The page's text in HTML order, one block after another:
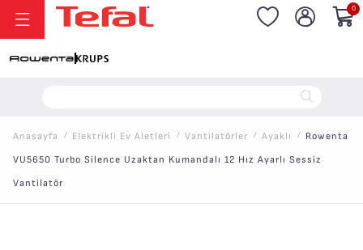
20.000 TL ve Üzeri Alışverişlerinizde Vade Farksız 6 Taksit!
0
Anasayfa / Elektri̇kli̇ Ev Aletleri̇ / Vanti̇latörler / Ayaklı /
Rowenta
VU5650 Turbo Silence Uzaktan Kumandalı 12 Hız Ayarlı Sessiz
Vantilatör